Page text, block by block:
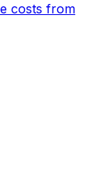
costs from